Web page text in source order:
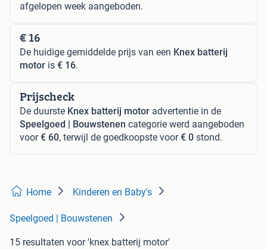
afgelopen week aangeboden.
€ 16
De huidige gemiddelde prijs van een Knex batterij
motor is € 16.
Prijscheck
De duurste Knex batterij motor advertentie in de
Speelgoed | Bouwstenen categorie werd aangeboden
voor€ 60, terwijl de goedkoopste voor€ 0 stond.
Home Kinderen en Baby's
Speelgoed | Bouwstenen
15 resultaten voor 'knex batterij motor'